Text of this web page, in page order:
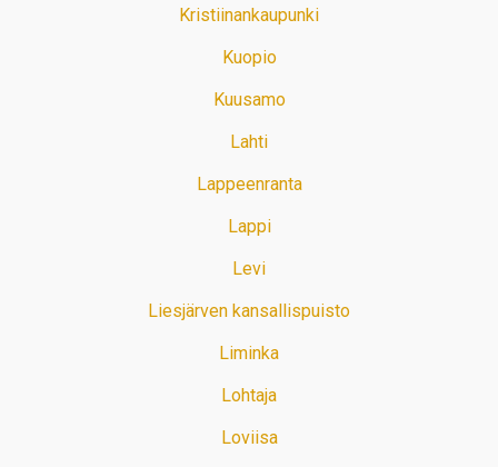
Kristiinankaupunki
Kuopio
Kuusamo
Lahti
Lappeenranta
Lappi
Levi
Liesjärven kansallispuisto
Liminka
Lohtaja
Loviisa